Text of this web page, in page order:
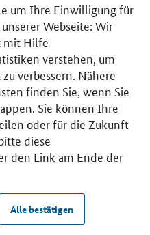
um Ihre Einwilligung für
Webseite: Wir
mit Hilfe
verstehen, um
verbessern. Nähere
finden Sie, wenn Sie
Sie können Ihre
oder für die Zukunft
diese
den Link am Ende der
Alle bestätigen